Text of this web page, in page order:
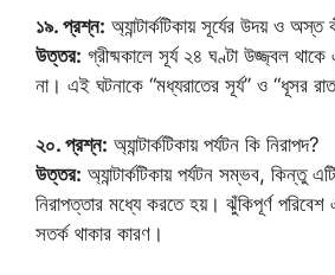
১৯. প্রশ্ন: অ্যান্টার্কটিকায় সূর্যের উদয় ও অস্ত
উত্তর: গ্রীষ্মকালে সূর্য ২৪ ঘণ্টা উজ্জ্বল থাকে
না। এই ঘটনাকে “মধ্যরাতের সূর্য” ও “ধূসর
২০. প্রশ্ন: অ্যান্টার্কটিকায় পর্যটন কি নিরাপদ?
উত্তর: অ্যান্টার্কটিকায় পর্যটন সম্ভব, কিন্তু
নিরাপত্তার মধ্যে করতে হয়। ঝুঁকিপূর্ণ পরিবেশ
সতর্ক থাকার কারণ।